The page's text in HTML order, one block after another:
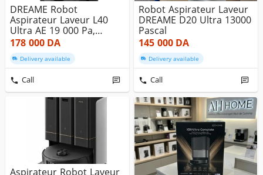
DREAME Robot
Aspirateur Laveur L40
Ultra AE 19 000 Pa,
Autonomie 180 M...
178 000DA
Delivery available
Call
Robot Aspirateur Laveur
DREAME D20 Ultra 13000
Pascal
145 000DA
Delivery available
Call